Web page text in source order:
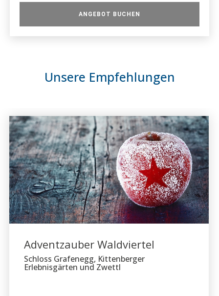
ANGEBOT BUCHEN
Unsere Empfehlungen
Adventzauber Waldviertel
Schloss Grafenegg, Kittenberger
Erlebnisgärten und Zwettl